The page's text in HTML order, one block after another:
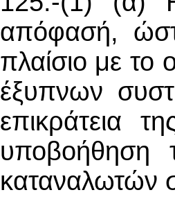
απόφασή,
πλαίσιο με το
έξυπνων
επικράτεια
υποβοήθηση
καταναλωτών